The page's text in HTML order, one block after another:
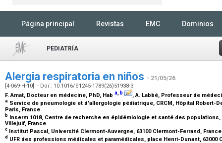
Página principal Revistas EMC Dominios
PEDIATRÍA
Alergia respiratoria en niños - 21/05/26
[4-069-H-10] - Doi : 10.1016/S1245-1789(26)51938-3
F. Amat, Docteur en médecine, PhD, Hab a, b , A. Labbé, Professeur de
a Service de pneumologie et d'allergologie pédiatrique, CRCM, Hôpital Robert-
Paris, France
b Inserm 1018, Centre de recherche en épidémiologie et santé des
Villejuif, France
c Institut Pascal, Université Clermont-Auvergne, 63100 Clermont-Ferrand,
d UFR des professions médicales et paramédicales, place Henri-Dunant, 63000